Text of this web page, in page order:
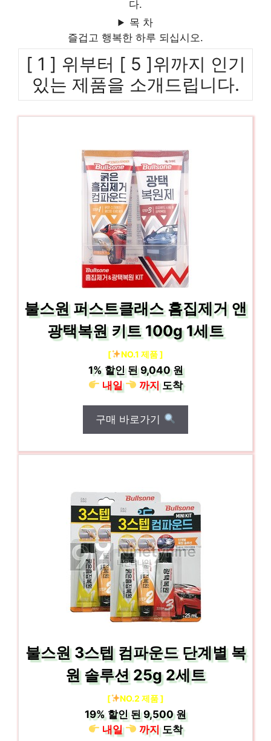
다.
목 차
즐겁고 행복한 하루 되십시오.
[ 1 ] 위부터 [ 5 ]위까지 인기
있는 제품을 소개드립니다.
불스원 퍼스트클래스 흠집제거 앤
광택복원 키트 100g 1세트
[ NO.1 제품 ]
1%할인 된9,040 원
내일
까지도착
구매 바로가기
불스원 3스텝 컴파운드 단계별 복
원 솔루션 25g 2세트
[ NO.2 제품 ]
19% 할인 된9,500 원
내일
까지도착